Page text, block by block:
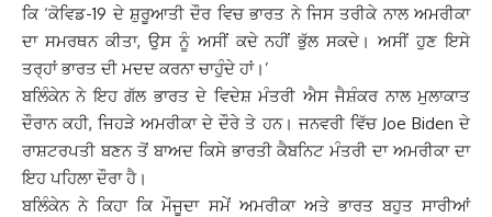
ਕਿ ‘ਕੋਵਿਡ-19 ਦੇ ਸ਼ੁਰੂਆਤੀ ਦੌਰ ਵਿਚ ਭਾਰਤ ਨੇ ਜਿਸ ਤਰੀਕੇ ਨਾਲ ਅਮਰੀਕਾ
ਦਾ ਸਮਰਥਨ ਕੀਤਾ, ਉਸ ਨੂੰ ਅਸੀਂ ਕਦੇ ਨਹੀਂ ਭੁੱਲ ਸਕਦੇ। ਅਸੀਂ ਹੁਣ ਇਸੇ
ਤਰ੍ਹਾਂ ਭਾਰਤ ਦੀ ਮਦਦ ਕਰਨਾ ਚਾਹੁੰਦੇ ਹਾਂ।’
ਬਲਿੰਕੇਨ ਨੇ ਇਹ ਗੱਲ ਭਾਰਤ ਦੇ ਵਿਦੇਸ਼ ਮੰਤਰੀ ਐਸ ਜੈਸ਼ੰਕਰ ਨਾਲ ਮੁਲਾਕਾਤ
ਦੌਰਾਨ ਕਹੀ, ਜਿਹੜੇ ਅਮਰੀਕਾ ਦੇ ਦੌਰੇ ਤੇ ਹਨ। ਜਨਵਰੀ ਵਿੱਚ Joe Biden ਦੇ
ਰਾਸ਼ਟਰਪਤੀ ਬਣਨ ਤੋਂ ਬਾਅਦ ਕਿਸੇ ਭਾਰਤੀ ਕੈਬਨਿਟ ਮੰਤਰੀ ਦਾ ਅਮਰੀਕਾ ਦਾ
ਇਹ ਪਹਿਲਾ ਦੌਰਾ ਹੈ।
ਬਲਿੰਕੇਨ ਨੇ ਕਿਹਾ ਕਿ ਮੌਜੂਦਾ ਸਮੇਂ ਅਮਰੀਕਾ ਅਤੇ ਭਾਰਤ ਬਹੁਤ ਸਾਰੀਆਂ